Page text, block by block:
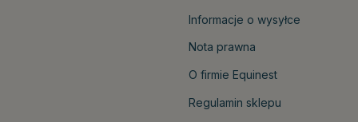
Informacje o wysyłce
Nota prawna
O firmie Equinest
Regulamin sklepu